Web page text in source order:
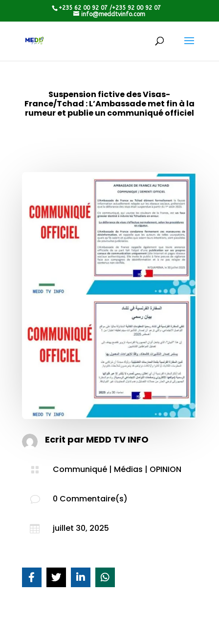
+235 62 00 92 07 /+235 92 00 92 07
info@meddtvinfo.com
Suspension fictive des Visas-
France/Tchad : L’Ambassade met fin à la
rumeur et publie un communiqué officiel
Ecrit par MEDD TV INFO
 Communiqué| Médias | OPINION
v 0 Commentaire(s)
 juillet 30, 2025